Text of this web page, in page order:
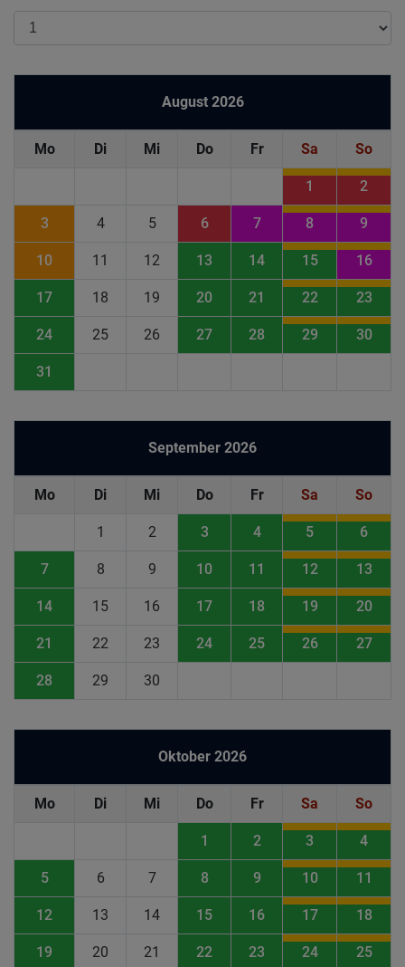
August 2026
Mo Di Mi Do Fr Sa So
1 2
3 4 5 6 7 8 9
10 11 12 13 14 15 16
17 18 19 20 21 22 23
24 25 26 27 28 29 30
31
September 2026
Mo Di Mi Do Fr Sa So
1 2 3 4 5 6
7 8 9 10 11 12 13
14 15 16 17 18 19 20
21 22 23 24 25 26 27
28 29 30
Oktober 2026
Mo Di Mi Do Fr Sa So
1 2 3 4
5 6 7 8 9 10 11
12 13 14 15 16 17 18
19 20 21 22 23 24 25